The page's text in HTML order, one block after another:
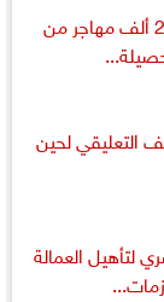
”الداخلية” الإسبانية: إعادة 25 ألف مهاجر من
التعليقي لحين
لتأهيل العمالة